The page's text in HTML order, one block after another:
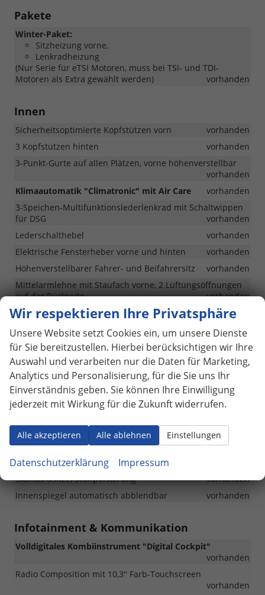
Pakete
Winter-Paket:
Sitzheizung vorne,
Lenkradheizung
(Nur Serie für eTSI Motoren, muss bei TSI- und TDI-
Motoren als Extra gewählt werden)
vorhanden
Innen
Sicherheitsoptimierte Kopfstützen vorn
vorhanden
3 Kopfstützen hinten
vorhanden
3-Punkt-Gurte auf allen Plätzen, vorne höhenverstellbar
vorhanden
Klimaautomatik "Climatronic" mit Air Care
vorhanden
3-Speichen-Multifunktionslederlenkrad mit Schaltwippen
für DSG
vorhanden
Lederschalthebel
vorhanden
Elektrische Fensterheber vorne und hinten
vorhanden
Höhenverstellbarer Fahrer- und Beifahrersitz
vorhanden
Mittelarmlehne mit Staufach vorne, 2 Lüftungsöffnungen
auf der Rückseite
vorhanden
Dekoreinlagen "Nature Cross Brushed" für
Instrumententafel und Türverkleidungen vorn
Rücksitzlehnen asymmetrisch geteilt und umklappbar
vorhanden
2 LED-Leseleuchten vorn und 2 hinten
vorhanden
Make-up-Spiegel in den Sonnenblenden
vorhanden
Stauraum in den vorderen und hinteren Türen
Gepäckraumabdeckung und Beleuchtung
vorhanden
12V-Steckdose im Gepäckraum
vorhanden
Aufhängehaken im Gepäckraum
Standardsitze, Stoffpolsterung
vorhanden
Innenspiegel automatisch abblendbar
vorhanden
Infotainment & Kommunikation
Volldigitales Kombiinstrument "Digital Cockpit"
vorhanden
Radio Composition mit 10,3" Farb-Touchscreen
vorhanden
Wir respektieren Ihre Privatsphäre
Unsere Website setzt Cookies ein, um unsere Dienste
für Sie bereitzustellen. Hierbei berücksichtigen wir Ihre
Auswahl und verarbeiten nur die Daten für Marketing,
Analytics und Personalisierung, für die Sie uns Ihr
Einverständnis geben. Sie können Ihre Einwilligung
jederzeit mit Wirkung für die Zukunft widerrufen.
Alle akzeptieren Alle ablehnen Einstellungen
Datenschutzerklärung Impressum